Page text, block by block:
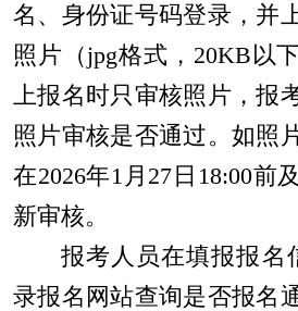
名、身份证号码登录，并
照片（jpg格式， 20KB以
上报名时只审核照片，报
照片审核是否通过。如照
在2026年1 月 27日 18:00前
新审核。
报考人员在填报报名
录报名网站查询是否报名